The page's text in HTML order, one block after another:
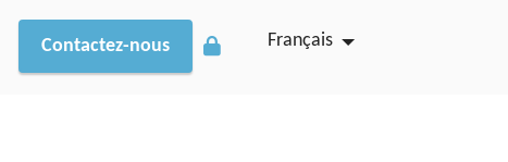
Contactez-nous Français